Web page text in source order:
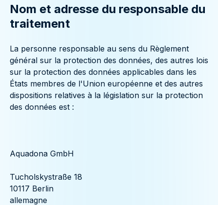
Nom et adresse du responsable du
traitement
La personne responsable au sens du Règlement
général sur la protection des données, des autres lois
sur la protection des données applicables dans les
États membres de l'Union européenne et des autres
dispositions relatives à la législation sur la protection
des données est :
Aquadona GmbH
Tucholskystraße 18
10117 Berlin
allemagne